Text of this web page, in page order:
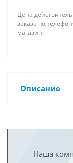
Цена
заказа по
магазин.
Описание
Наша